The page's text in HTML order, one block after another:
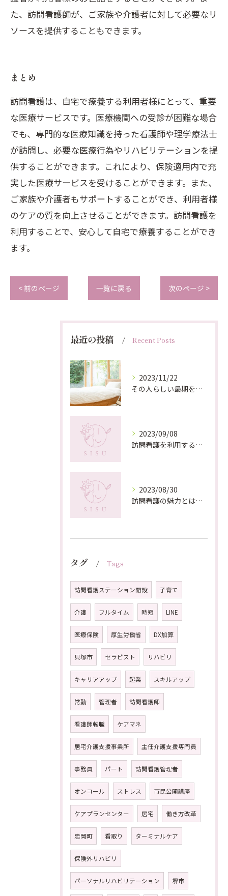
た、訪問看護師が、ご家族や介護者に対して必要なリ
ソースを提供することもできます。
まとめ
訪問看護は、自宅で療養する利用者様にとって、重要
な医療サービスです。医療機関への受診が困難な場合
でも、専門的な医療知識を持った看護師や理学療法士
が訪問し、必要な医療行為やリハビリテーションを提
供することができます。これにより、保険適用内で充
実した医療サービスを受けることができます。また、
ご家族や介護者もサポートすることができ、利用者様
のケアの質を向上させることができます。訪問看護を
利用することで、安心して自宅で療養することができ
ます。
< 前のページ 一覧に戻る 次のページ >
最近の投稿 Recent Posts
2023/11/22
その人らしい最期をサポートする訪問看護の重要性とは？
2023/09/08
訪問看護を利用するメリットとは？
2023/08/30
訪問看護の魅力とは？心温まる和泉市で提供する看護ケア
タグ Tags
訪問看護ステーション開設 子育て
介護 フルタイム 時短 LINE
医療保険 厚生労働省 DX加算
貝塚市 セラピスト リハビリ
キャリアアップ 起業 スキルアップ
常勤 管理者 訪問看護師
看護師転職 ケアマネ
居宅介護支援事業所 主任介護支援専門員
事務員 パート 訪問看護管理者
オンコール ストレス 市民公開講座
ケアプランセンター 居宅 働き方改革
忠岡町 看取り ターミナルケア
保険外リハビリ
パーソナルリハビリテーション 堺市